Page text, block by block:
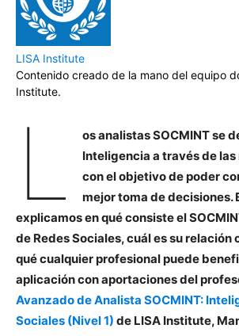
LISA Institute
Contenido creado de la mano del equipo
Institute.
L
os analistas SOCMINT se
Inteligencia a través de
con el objetivo de poder
mejor toma de decisiones.
explicamos en qué consiste el
de Redes Sociales, cuál es su relación
qué cualquier profesional puede
aplicación con aportaciones del
Avanzado de Analista SOCMINT:
Sociales (Nivel 1) de LISA Institute,